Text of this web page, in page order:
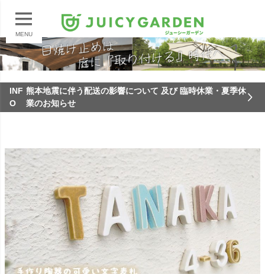
MENU
INF
O
熊本地震に伴う配送の影響について 及び 臨時休業・夏季休
業のお知らせ